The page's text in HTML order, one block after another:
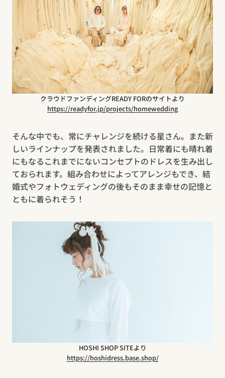
クラウドファンディングREADY FORのサイトより
https://readyfor.jp/projects/homewedding
そんな中でも、常にチャレンジを続ける星さん。また新
しいラインナップを発表されました。日常着にも晴れ着
にもなるこれまでにないコンセプトのドレスを生み出し
ておられます。組み合わせによってアレンジもでき、結
婚式やフォトウェディングの後もそのまま幸せの記憶と
ともに着られそう！
HOSHI SHOP SITEより
https://hoshidress.base.shop/